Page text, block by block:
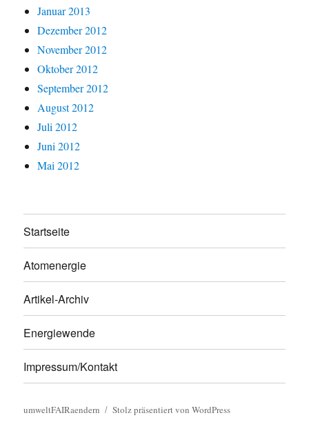
Januar 2013
Dezember 2012
November 2012
Oktober 2012
September 2012
August 2012
Juli 2012
Juni 2012
Mai 2012
Startseite
Atomenergie
Artikel-Archiv
Energiewende
Impressum/Kontakt
umweltFAIRaendern Stolz präsentiert von WordPress